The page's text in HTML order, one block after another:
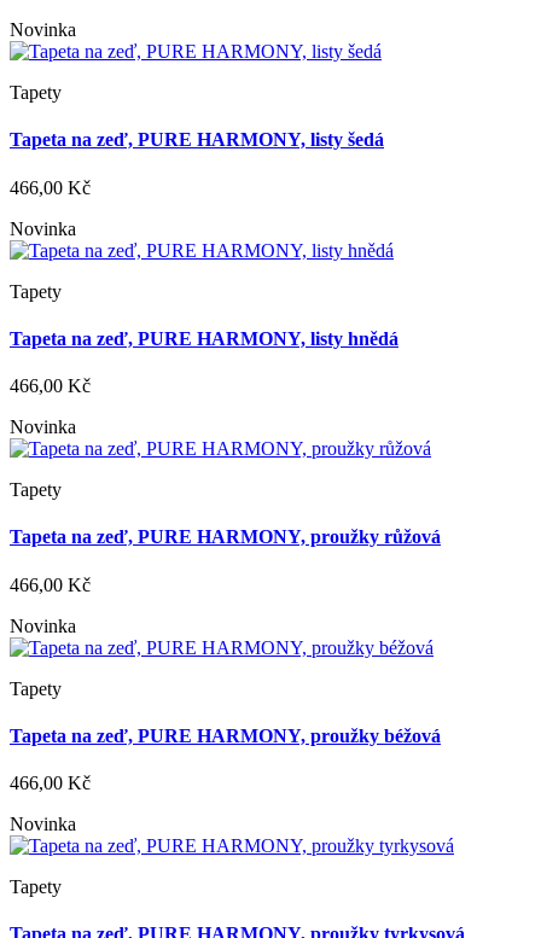
Novinka
Tapety
Tapeta na zeď, PURE HARMONY, listy šedá
466,00 Kč
Novinka
Tapety
Tapeta na zeď, PURE HARMONY, listy hnědá
466,00 Kč
Novinka
Tapety
Tapeta na zeď, PURE HARMONY, proužky růžová
466,00 Kč
Novinka
Tapety
Tapeta na zeď, PURE HARMONY, proužky béžová
466,00 Kč
Novinka
Tapety